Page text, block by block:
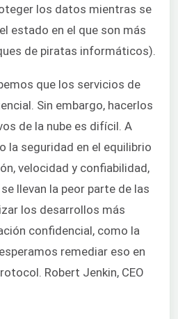
los datos mientras se
estado en el que son más
de piratas informáticos).
que los servicios de
Sin embargo, hacerlos
de la nube es difícil. A
la seguridad en el equilibrio
velocidad y confiabilidad,
llevan la peor parte de las
los desarrollos más
confidencial, como la
remediar eso en
Robert Jenkin, CEO